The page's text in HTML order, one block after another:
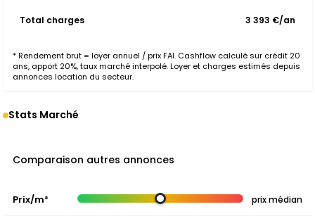
Total charges 3 393 €/an
* Rendement brut = loyer annuel / prix FAI. Cashflow calculé sur crédit 20
ans, apport 20%, taux marché interpolé. Loyer et charges estimés depuis
annonces location du secteur.
Stats Marché
Comparaison autres annonces
Prix/m² prix médian